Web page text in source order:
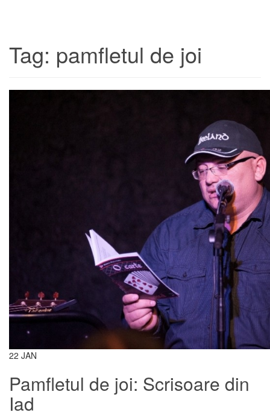
Tag: pamfletul de joi
22 JAN
Pamfletul de joi: Scrisoare din
Iad